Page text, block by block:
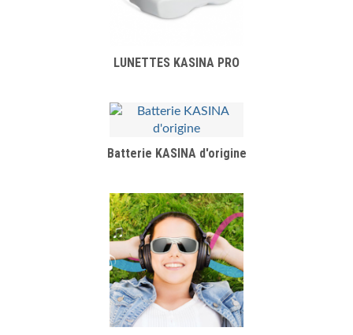
LUNETTES KASINA PRO
Batterie KASINA d'origine